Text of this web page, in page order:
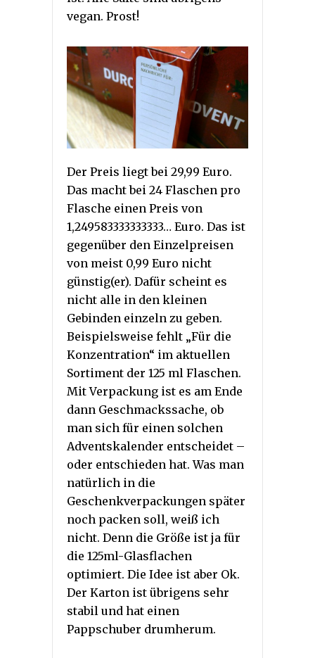
vegan. Prost!
Der Preis liegt bei 29,99 Euro.
Das macht bei 24 Flaschen pro
Flasche einen Preis von
1,249583333333333… Euro. Das ist
gegenüber den Einzelpreisen
von meist 0,99 Euro nicht
günstig(er). Dafür scheint es
nicht alle in den kleinen
Gebinden einzeln zu geben.
Beispielsweise fehlt „Für die
Konzentration“ im aktuellen
Sortiment der 125 ml Flaschen.
Mit Verpackung ist es am Ende
dann Geschmackssache, ob
man sich für einen solchen
Adventskalender entscheidet –
oder entschieden hat. Was man
natürlich in die
Geschenkverpackungen später
noch packen soll, weiß ich
nicht. Denn die Größe ist ja für
die 125ml-Glasflachen
optimiert. Die Idee ist aber Ok.
Der Karton ist übrigens sehr
stabil und hat einen
Pappschuber drumherum.